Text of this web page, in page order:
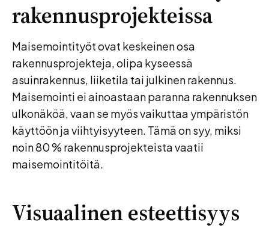
rakennusprojekteissa
Maisemointityöt ovat keskeinen osa
rakennusprojekteja, olipa kyseessä
asuinrakennus, liiketila tai julkinen rakennus.
Maisemointi ei ainoastaan paranna rakennuksen
ulkonäköä, vaan se myös vaikuttaa ympäristön
käyttöön ja viihtyisyyteen. Tämä on syy, miksi
noin 80 % rakennusprojekteista vaatii
maisemointitöitä.
Visuaalinen esteettisyys